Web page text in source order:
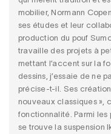
mobilier, Normann
ses études et leur
production du pouf
travaille des projets à
mettant l’accent sur la
dessins, j’essaie de ne
précise-t-il. Ses
nouveaux classiques »,
fonctionnalité. Parmi
se trouve la suspension